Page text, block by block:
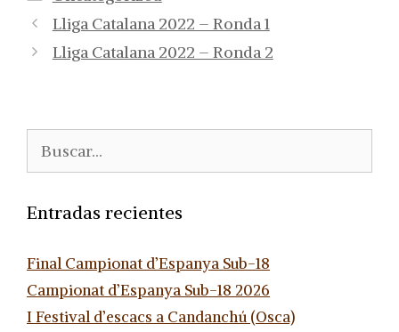
Lliga Catalana 2022 – Ronda 1
Lliga Catalana 2022 – Ronda 2
Entradas recientes
Final Campionat d’Espanya Sub-18
Campionat d’Espanya Sub-18 2026
I Festival d’escacs a Candanchú (Osca)